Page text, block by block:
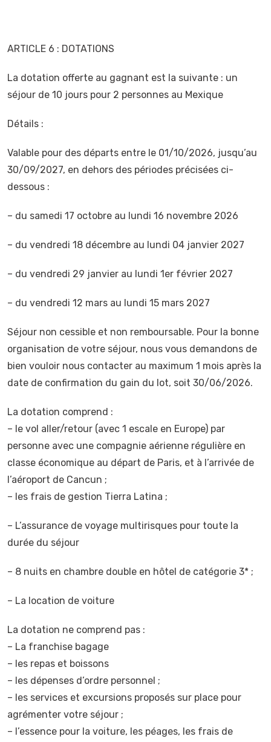
ARTICLE 6 : DOTATIONS
La dotation offerte au gagnant est la suivante : un
séjour de 10 jours pour 2 personnes au Mexique
Détails :
Valable pour des départs entre le 01/10/2026, jusqu’au
30/09/2027, en dehors des périodes précisées ci-
dessous :
– du samedi 17 octobre au lundi 16 novembre 2026
– du vendredi 18 décembre au lundi 04 janvier 2027
– du vendredi 29 janvier au lundi 1er février 2027
– du vendredi 12 mars au lundi 15 mars 2027
Séjour non cessible et non remboursable. Pour la bonne
organisation de votre séjour, nous vous demandons de
bien vouloir nous contacter au maximum 1 mois après la
date de confirmation du gain du lot, soit 30/06/2026.
La dotation comprend :
– le vol aller/retour (avec 1 escale en Europe) par
personne avec une compagnie aérienne régulière en
classe économique au départ de Paris, et à l’arrivée de
l’aéroport de Cancun ;
– les frais de gestion Tierra Latina ;
– L’assurance de voyage multirisques pour toute la
durée du séjour
– 8 nuits en chambre double en hôtel de catégorie 3* ;
– La location de voiture
La dotation ne comprend pas :
– La franchise bagage
– les repas et boissons
– les dépenses d’ordre personnel ;
– les services et excursions proposés sur place pour
agrémenter votre séjour ;
– l’essence pour la voiture, les péages, les frais de